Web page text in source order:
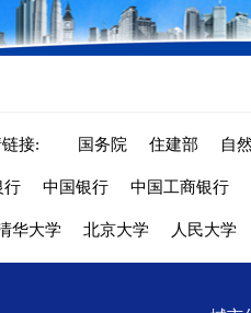
链接: 国务院 住建部 自
行 中国银行 中国工商银行
华大学 北京大学 人民大学